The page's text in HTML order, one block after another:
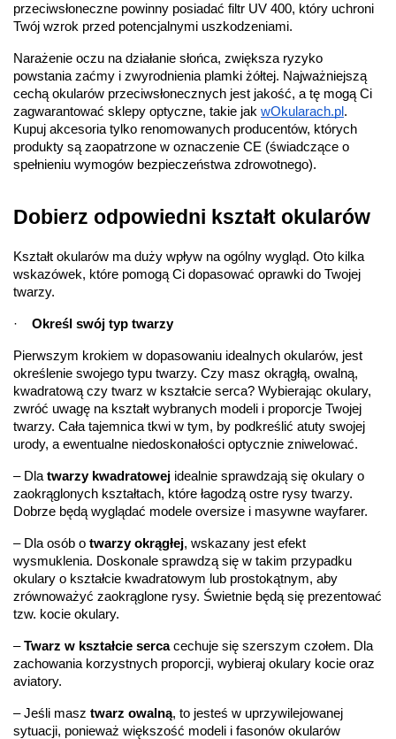
przeciwsłoneczne powinny posiadać filtr UV 400, który uchroni
Twój wzrok przed potencjalnymi uszkodzeniami.
Narażenie oczu na działanie słońca, zwiększa ryzyko
powstania zaćmy i zwyrodnienia plamki żółtej. Najważniejszą
cechą okularów przeciwsłonecznych jest jakość, a tę mogą Ci
zagwarantować sklepy optyczne, takie jak wOkularach.pl .
Kupuj akcesoria tylko renomowanych producentów, których
produkty są zaopatrzone w oznaczenie CE (świadczące o
spełnieniu wymogów bezpieczeństwa zdrowotnego).
Dobierz odpowiedni kształt okularów
Kształt okularów ma duży wpływ na ogólny wygląd. Oto kilka
wskazówek, które pomogą Ci dopasować oprawki do Twojej
twarzy.
· Określ swój typ twarzy
Pierwszym krokiem w dopasowaniu idealnych okularów, jest
określenie swojego typu twarzy. Czy masz okrągłą, owalną,
kwadratową czy twarz w kształcie serca? Wybierając okulary,
zwróć uwagę na kształt wybranych modeli i proporcje Twojej
twarzy. Cała tajemnica tkwi w tym, by podkreślić atuty swojej
urody, a ewentualne niedoskonałości optycznie zniwelować.
– Dla twarzy kwadratowej idealnie sprawdzają się okulary o
zaokrąglonych kształtach, które łagodzą ostre rysy twarzy.
Dobrze będą wyglądać modele oversize i masywne wayfarer.
– Dla osób o twarzy okrągłej, wskazany jest efekt
wysmuklenia. Doskonale sprawdzą się w takim przypadku
okulary o kształcie kwadratowym lub prostokątnym, aby
zrównoważyć zaokrąglone rysy. Świetnie będą się prezentować
tzw. kocie okulary.
– Twarz w kształcie serca cechuje się szerszym czołem. Dla
zachowania korzystnych proporcji, wybieraj okulary kocie oraz
aviatory.
– Jeśli masz twarz owalną, to jesteś w uprzywilejowanej
sytuacji, ponieważ większość modeli i fasonów okularów